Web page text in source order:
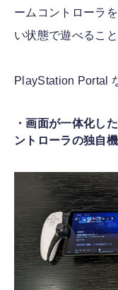
ームコントローラ
い状態で遊べること
PlayStation Portal
・画面が一体化し
ントローラの独自